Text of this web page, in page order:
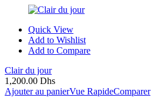
Quick View
Add to Wishlist
Add to Compare
Clair du jour
1,200.00 Dhs
Ajouter au panierVue RapideComparer